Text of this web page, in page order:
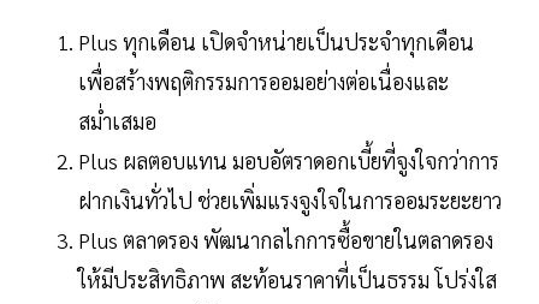
Plus ทุกเดือน เปิดจำหน่ายเป็นประจำทุกเดือน
เพื่อสร้างพฤติกรรมการออมอย่างต่อเนื่องและ
สม่ำเสมอ
Plus ผลตอบแทน มอบอัตราดอกเบี้ยที่จูงใจกว่าการ
ฝากเงินทั่วไป ช่วยเพิ่มแรงจูงใจในการออมระยะยาว
Plus ตลาดรอง พัฒนากลไกการซื้อขายในตลาดรอง
ให้มีประสิทธิภาพ สะท้อนราคาที่เป็นธรรม โปร่งใส